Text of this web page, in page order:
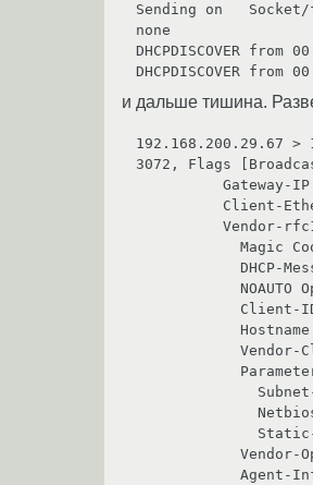
Sending on
none
DHCPDISCOVER
и дальше тишина.
192.168.200.29.67 >
3072, Flags